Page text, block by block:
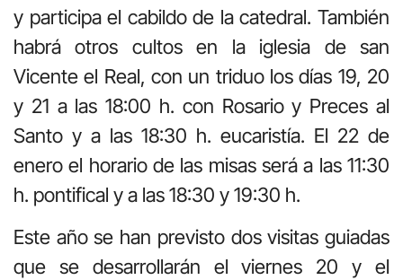
y participa el cabil­do de la catedral. También
habrá otros cultos en la iglesia de san
Vicente el Real, con un triduo los días 19, 20
y 21 a las 18:00 h. con Rosario y Pre­ces al
Santo y a las 18:30 h. euca­ristía. El 22 de
enero el horario de las misas será a las 11:30
h. pontifical y a las 18:30 y 19:30 h.
Este año se han previsto dos visitas guiadas
que se desarrollarán el viernes 20 y el